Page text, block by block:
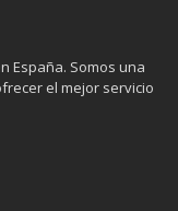
España. Somos una
el mejor servicio